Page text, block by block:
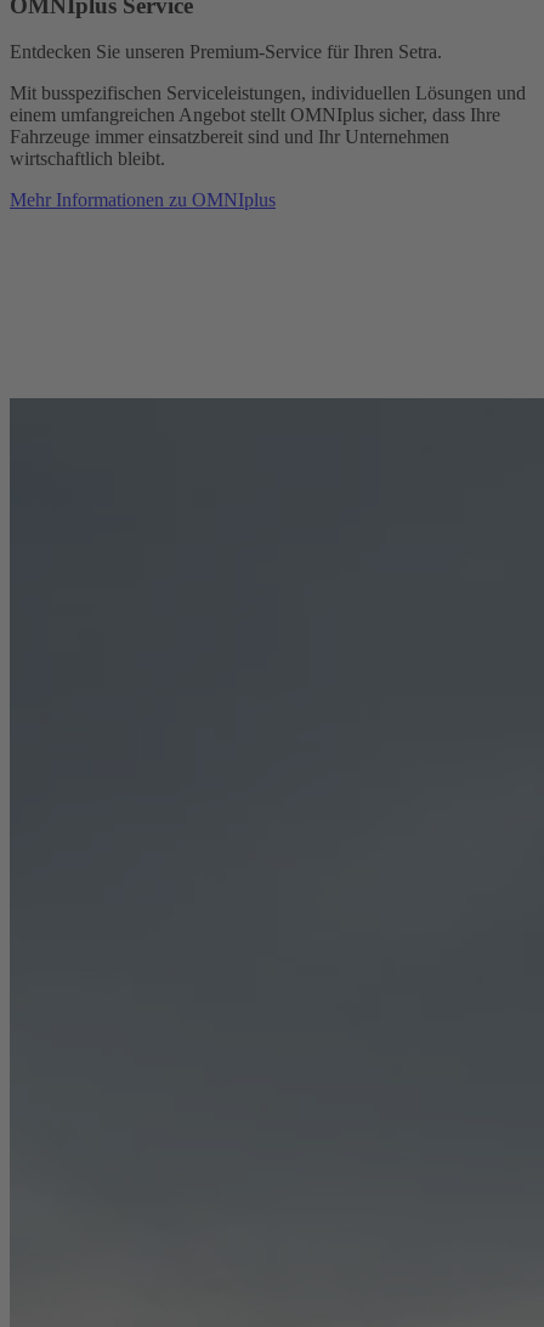
Entdecken Sie unseren Premium-Service für Ihren Setra.
Mit busspezifischen Serviceleistungen, individuellen Lösungen und
einem umfangreichen Angebot stellt OMNIplus sicher, dass Ihre
Fahrzeuge immer einsatzbereit sind und Ihr Unternehmen
wirtschaftlich bleibt.
Mehr Informationen zu OMNIplus